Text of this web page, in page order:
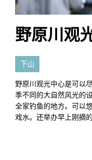
野原川观
下山
野原川观光中心是可以
季不同的大自然风光的
全家钓鱼的地方。可以
戏水。还举办早上刚摘